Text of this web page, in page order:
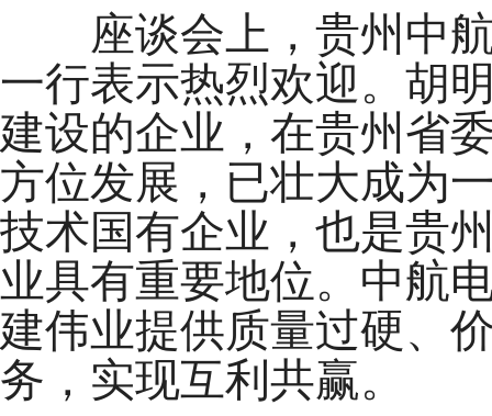
座谈会上，贵州中航
一行表示热烈欢迎。胡
建设的企业，在贵州省
方位发展，已壮大成为
技术国有企业，也是贵
业具有重要地位。中航
建伟业提供质量过硬、
务，实现互利共赢。